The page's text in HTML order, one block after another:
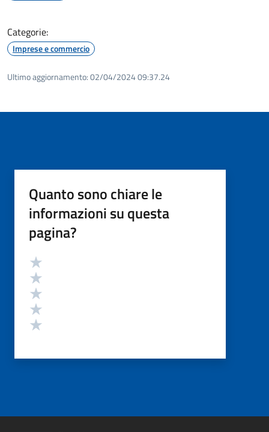
Categorie:
Imprese e commercio
Ultimo aggiornamento:02/04/2024 09:37.24
Quanto sono chiare le
informazioni su questa
pagina?
Valutazione